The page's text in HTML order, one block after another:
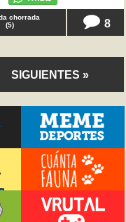
chorrada
(5) 8
SIGUIENTES »